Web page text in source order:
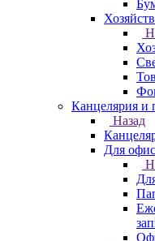
Канцелярия и
Назад
Для